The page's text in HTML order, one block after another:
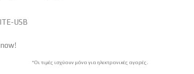
USB
*Οι τιμές ισχύουν μόνο για ηλεκτρονικές αγορές.